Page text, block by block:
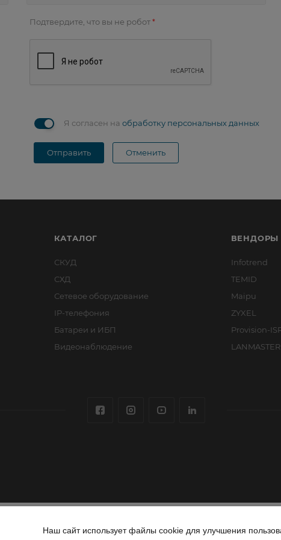
Подтвердите, что вы не робот *
Я согласен на обработку персональных данных
Отправить Отменить
КАТАЛОГ
СКУД
СХД
Сетевое оборудование
IP-телефония
Батареи и ИБП
Видеонаблюдение
ВЕНДОРЫ
Infotrend
TEMID
Maipu
ZYXEL
Provision-
LANMASTER